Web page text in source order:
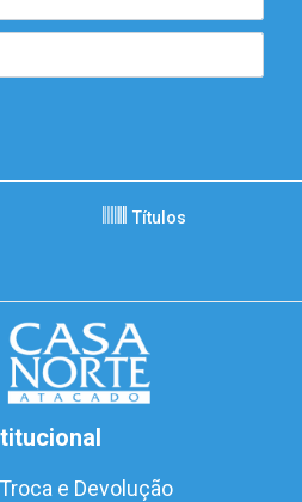
Títulos
e Devolução